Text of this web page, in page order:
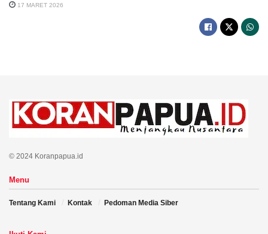
17 MARET 2026
© 2024 Koranpapua.id
Menu
Tentang Kami Kontak Pedoman Media Siber